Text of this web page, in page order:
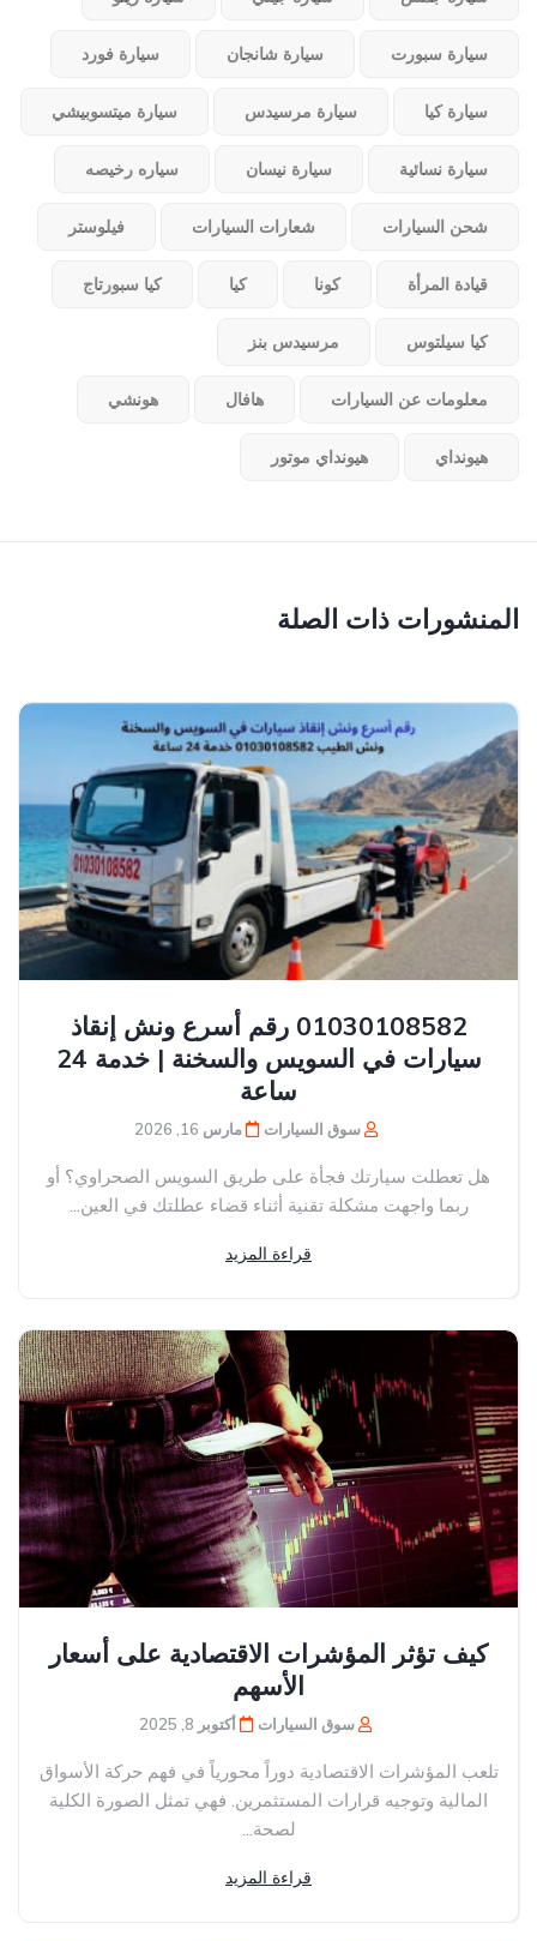
سيارة سبورت سيارة شانجان سيارة فورد
سيارة كيا سيارة مرسيدس سيارة ميتسوبيشي
سيارة نسائية سيارة نيسان سياره رخيصه
شحن السيارات شعارات السيارات فيلوستر
قيادة المرأة كونا كيا كيا سبورتاج
كيا سيلتوس مرسيدس بنز
معلومات عن السيارات هافال هونشي
هيونداي هيونداي موتور
المنشورات ذات الصلة
01030108582 رقم أسرع ونش إنقاذ
سيارات في السويس والسخنة | خدمة 24
ساعة
سوق السيارات مارس 16, 2026
هل تعطلت سيارتك فجأة على طريق السويس الصحراوي؟ أو
ربما واجهت مشكلة تقنية أثناء قضاء عطلتك في العين...
قراءة المزيد
كيف تؤثر المؤشرات الاقتصادية على أسعار
الأسهم
سوق السيارات أكتوبر 8, 2025
تلعب المؤشرات الاقتصادية دوراً محورياً في فهم حركة الأسواق
المالية وتوجيه قرارات المستثمرين. فهي تمثل الصورة الكلية
لصحة...
قراءة المزيد